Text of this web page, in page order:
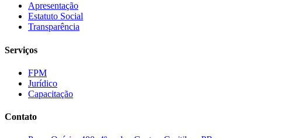
Apresentação
Estatuto Social
Transparência
Serviços
FPM
Jurídico
Capacitação
Contato